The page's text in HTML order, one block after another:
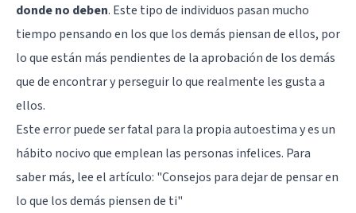
donde no deben. Este tipo de individuos pasan mucho
tiempo pensando en los que los demás piensan de ellos, por
lo que están más pendientes de la aprobación de los demás
que de encontrar y perseguir lo que realmente les gusta a
ellos.
Este error puede ser fatal para la propia autoestima y es un
hábito nocivo que emplean las personas infelices. Para
saber más, lee el artículo: "Consejos para dejar de pensar en
lo que los demás piensen de ti"